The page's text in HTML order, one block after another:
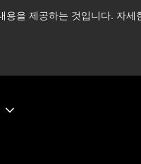
을 제공하는 것입니다. 자
있습니다. 더 읽어보기 →